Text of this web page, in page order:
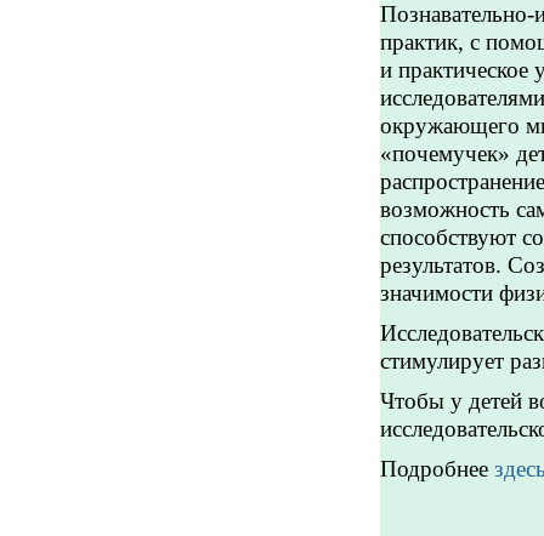
Познавательно-
практик, с
и практическое
окружающего
«почемучек»
возможность
способствуют
результатов.
значимости
стимулирует
Чтобы у детей
Подробнее